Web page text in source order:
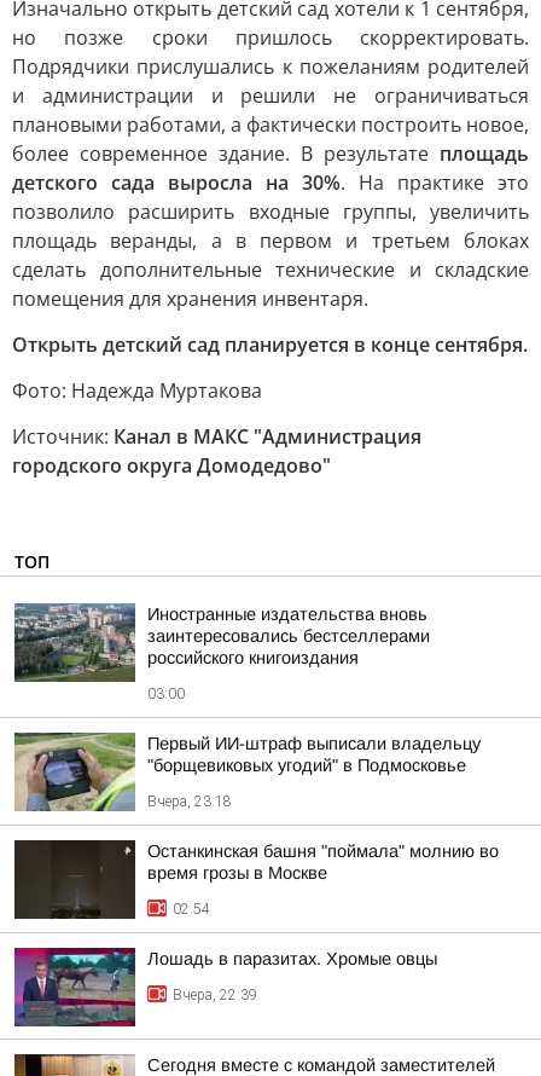
Изначально открыть детский сад хотели к 1 сентября,
но позже сроки пришлось скорректировать.
Подрядчики прислушались к пожеланиям родителей
и администрации и решили не ограничиваться
плановыми работами, а фактически построить новое,
более современное здание. В результате площадь
детского сада выросла на 30%. На практике это
позволило расширить входные группы, увеличить
площадь веранды, а в первом и третьем блоках
сделать дополнительные технические и складские
помещения для хранения инвентаря.
Открыть детский сад планируется в конце сентября.
Фото: Надежда Муртакова
Источник: Канал в МАКС "Администрация
городского округа Домодедово"
ТОП
Иностранные издательства вновь
заинтересовались бестселлерами
российского книгоиздания
03:00
Первый ИИ-штраф выписали владельцу
"борщевиковых угодий" в Подмосковье
Вчера, 23:18
Останкинская башня "поймала" молнию во
время грозы в Москве
02:54
Лошадь в паразитах. Хромые овцы
Вчера, 22:39
Сегодня вместе с командой заместителей